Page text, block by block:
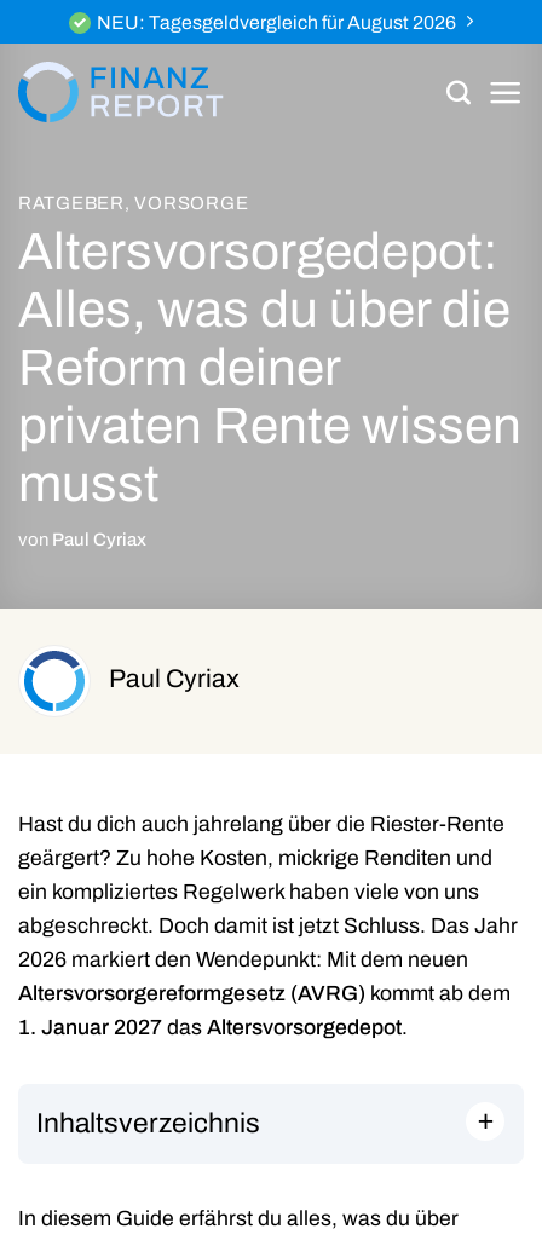
Inhalt
springen
NEU: Tagesgeldvergleich für August 2026
RATGEBER,VORSORGE
Altersvorsorgedepot:
Alles, was du über die
Reform deiner
privaten Rente wissen
musst
von Paul Cyriax
Paul Cyriax
Hast du dich auch jahrelang über die Riester-Rente
geärgert? Zu hohe Kosten, mickrige Renditen und
ein kompliziertes Regelwerk haben viele von uns
abgeschreckt. Doch damit ist jetzt Schluss. Das Jahr
2026 markiert den Wendepunkt: Mit dem neuen
Altersvorsorgereformgesetz (AVRG) kommt ab dem
1. Januar 2027 das Altersvorsorgedepot.
Inhaltsverzeichnis +
In diesem Guide erfährst du alles, was du über